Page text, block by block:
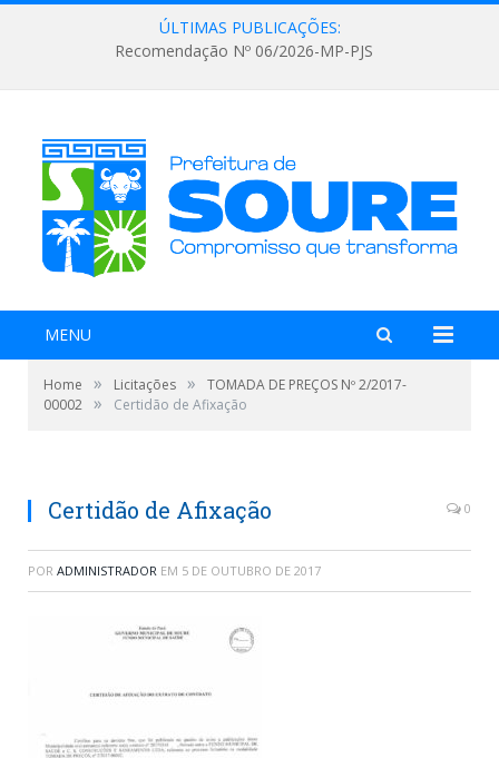
ÚLTIMAS PUBLICAÇÕES:
Recomendação Nº 06/2026-MP-PJS
MENU
Home » Licitações »
TOMADA DE PREÇOS Nº 2/2017-
00002 » Certidão de Afixação
Certidão de Afixação 0
POR ADMINISTRADOR EM 5 DE OUTUBRO DE 2017